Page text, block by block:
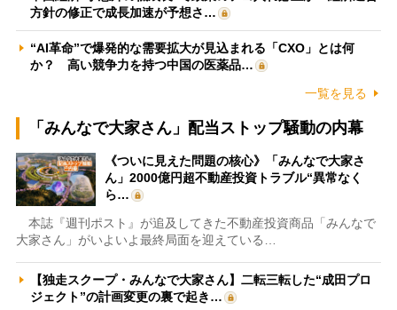
方針の修正で成長加速が予想さ…
“AI革命”で爆発的な需要拡大が見込まれる「CXO」とは何
か？ 高い競争力を持つ中国の医薬品…
一覧を見る
「みんなで大家さん」配当ストップ騒動の内幕
《ついに見えた問題の核心》「みんなで大家さ
ん」2000億円超不動産投資トラブル“異常なく
ら…
本誌『週刊ポスト』が追及してきた不動産投資商品「みんなで
大家さん」がいよいよ最終局面を迎えている…
【独走スクープ・みんなで大家さん】二転三転した“成田プロ
ジェクト”の計画変更の裏で起き…